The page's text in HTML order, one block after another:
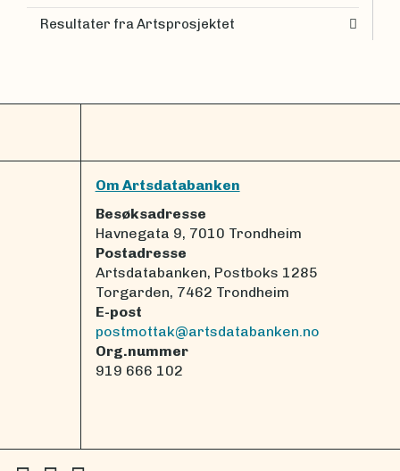
Resultater fra Artsprosjektet
Om Artsdatabanken
Besøksadresse
Havnegata 9, 7010 Trondheim
Postadresse
Artsdatabanken, Postboks 1285
Torgarden, 7462 Trondheim
E-post
postmottak@artsdatabanken.no
Org.nummer
919 666 102